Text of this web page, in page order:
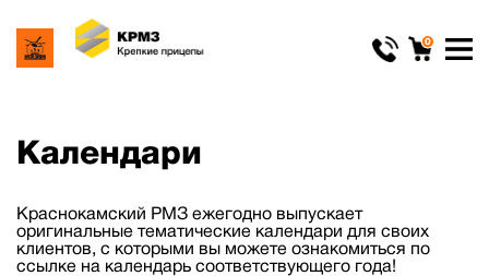
0
Календари
Краснокамский РМЗ ежегодно выпускает
оригинальные тематические календари для своих
клиентов, с которыми вы можете ознакомиться по
ссылке на календарь соответствующего года!